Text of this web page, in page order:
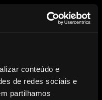
conteúdo e
de redes sociais e
partilhamos
PT
Coletiva de